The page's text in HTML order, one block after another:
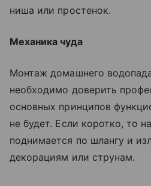
ниша или простенок.
Механика чуда
Монтаж домашнего
необходимо доверить
основных принципов
не будет. Если коротко, то
поднимается по шлангу и
декорациям или струнам.